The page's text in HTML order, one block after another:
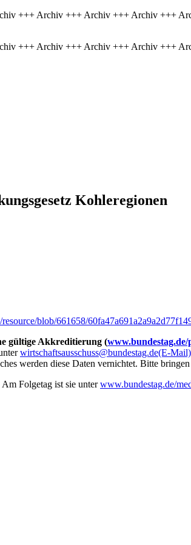
+++ Archiv +++ Archiv +++ Archiv +++
+++ Archiv +++ Archiv +++ Archiv +++
Kohleregionen
blob/661658/
gültige Akkreditierung (
wirtschaftsausschuss@bundestag.de(E-Mail)
werden diese Daten vernichtet. Bitte
Am Folgetag ist sie unterwww.bundestag.de/